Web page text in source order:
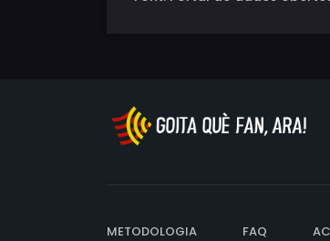
METODOLOGIA FAQ